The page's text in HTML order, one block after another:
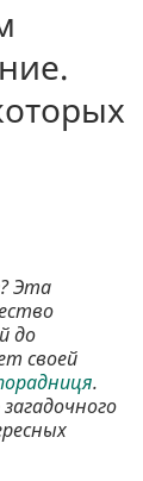
Эта
до
своей
.